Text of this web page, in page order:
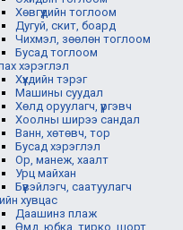
Хөвгүүдийн тоглоом
Дугуй, скит, боард
Чихмэл, зөөлөн тоглоом
Бусад тоглоом
хэрэглэл
Хүүхдийн тэрэг
Машины суудал
Хөлд оруулагч, үүргэвч
Хоолны ширээ сандал
Ванн, хөтөвч, тор
Бусад хэрэглэл
Ор, манеж, хаалт
Урц майхан
Бүүвэйлэгч, саатуулагч
хувцас
Даашинз плаж
Өмд, юбка, тирко, шорт